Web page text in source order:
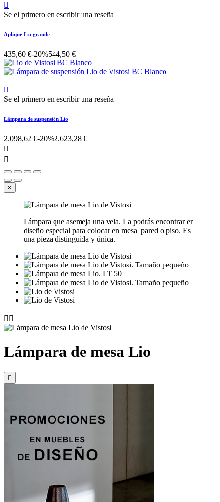

Se el primero en escribir una reseña
Aplique Lio grande
435,60 €-20%544,50 €

Se el primero en escribir una reseña
Lámpara de suspensión Lio
2.098,62 €-20%2.623,28 €


×
Lámpara que asemeja una vela. La podrás encontrar en
diseño especial para colocar en mesa, pared o piso. Es
una pieza distinguida y única.
 
Lámpara de mesa Lio
